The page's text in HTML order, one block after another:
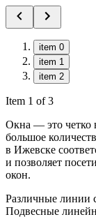
item 0
item 1
item 2
Item 1 of 3
Окна — это четко
большое
в Ижевске
и позволяет
окон.
Различные линии
Подвесные